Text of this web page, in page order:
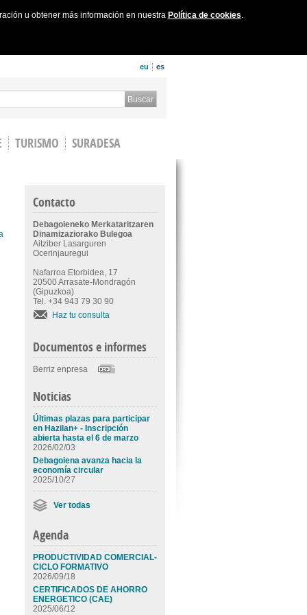
u obtener más información en nuestra Política de cookies.
eu es
TURISMO
SURADESA
Contacto
Debagoieneko Merkataritzaren
Dinamizaziorako Bulegoa
Aitziber Lasarguren
Ocerinjauregui
Nafarroa Etorbidea, 17
20500 Arrasate-Mondragón
(Gipuzkoa)
Tel. +34 943 79 30 90
Haz tu consulta
Documentos e informes
Berriz enpresa
Noticias
Últimas plazas para participar
en Hazilan+ - Inscripción
abierta hasta el 6 de marzo
2026/02/03
Debagoiena avanza hacia la
economía circular
2025/10/27
Ver todas
Agenda
PRODUCTIVIDAD COMERCIAL-
CICLO FORMATIVO
2026/09/18
CERTIFICADOS DE AHORRO
ENERGETICO (CAE)
2025/06/12